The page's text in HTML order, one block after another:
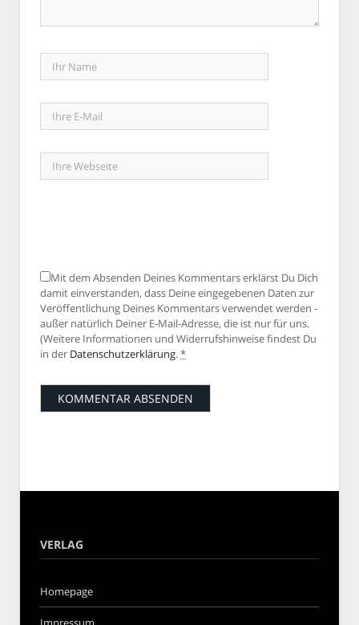
Mit dem Absenden Deines Kommentars erklärst Du Dich
damit einverstanden, dass Deine eingegebenen Daten zur
Veröffentlichung Deines Kommentars verwendet werden -
außer natürlich Deiner E-Mail-Adresse, die ist nur für uns.
(Weitere Informationen und Widerrufshinweise findest Du
in der Datenschutzerklärung.*
VERLAG
Homepage